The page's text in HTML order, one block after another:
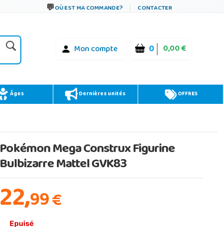
OÙ EST MA COMMANDE? CONTACTER
Mon compte 0 0,00 €
Âges Dernières unités OFFRES
Pokémon Mega Construx Figurine
Bulbizarre Mattel GVK83
22,99€
Epuisé